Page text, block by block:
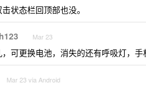
状态栏回顶部也没。
Mar 23
可更换电池，消失的还有呼吸灯，
Mar 23 via Android